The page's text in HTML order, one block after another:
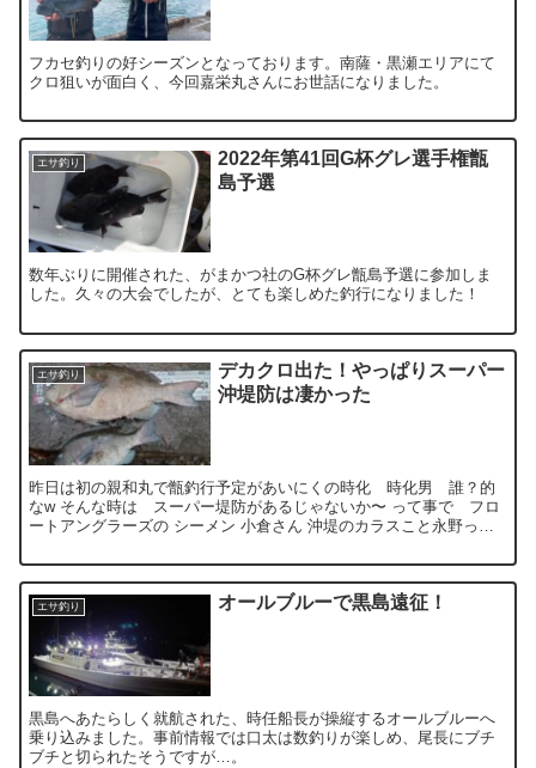
フカセ釣りの好シーズンとなっております。南薩・黒瀬エリアにて
クロ狙いが面白く、今回嘉栄丸さんにお世話になりました。
エサ釣り
2022年第41回G杯グレ選手権甑
島予選
数年ぶりに開催された、がまかつ社のG杯グレ甑島予選に参加しま
した。久々の大会でしたが、とても楽しめた釣行になりました！
エサ釣り
デカクロ出た！やっぱりスーパー
沖堤防は凄かった
昨日は初の親和丸で甑釣行予定があいにくの時化 時化男 誰？的
なw そんな時は スーパー堤防があるじゃないか〜 って事で フロ
ートアングラーズの シーメン 小倉さん 沖堤のカラスこと永野っち
エサ釣り オールブルーで黒島遠征！
黒島へあたらしく就航された、時任船長が操縦するオールブルーへ
乗り込みました。事前情報では口太は数釣りが楽しめ、尾長にブチ
ブチと切られたそうですが…。